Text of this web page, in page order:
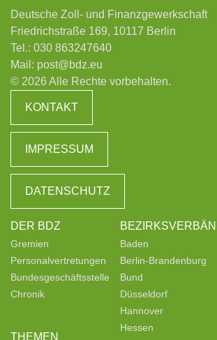
Deutsche Zoll- und Finanzgewerkschaft
Friedrichstraße 169, 10117 Berlin
Tel.: 030 863247640
Mail: post@bdz.eu
© 2026 Alle Rechte vorbehalten.
KONTAKT
IMPRESSUM
DATENSCHUTZ
DER BDZ
Gremien
Personalvertretungen
Bundesgeschäftsstelle
Chronik
THEMEN
Baden
Berlin-Brandenburg
Bund
Düsseldorf
Hannover
Hessen